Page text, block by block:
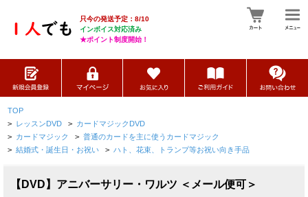
只今の発送予定：8/10
インボイス対応済み
★ポイント制度開始！
TOP
> レッスンDVD > カードマジックDVD
> カードマジック > 普通のカードを主に使うカードマジック
> 結婚式・誕生日・お祝い > ハト、花束、トランプ等お祝い向き手品
【DVD】アニバーサリー・ワルツ ＜メール便可＞